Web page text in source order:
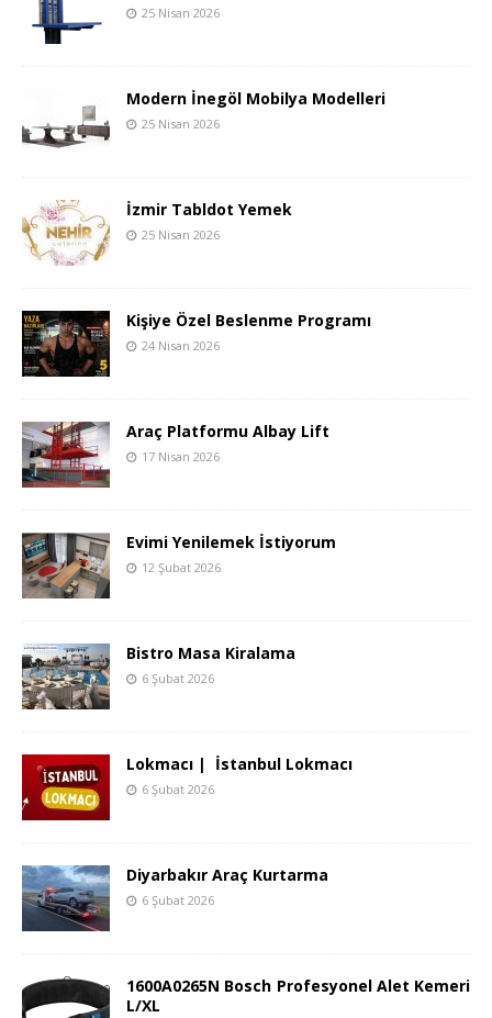
25 Nisan 2026
Modern İnegöl Mobilya Modelleri
25 Nisan 2026
İzmir Tabldot Yemek
25 Nisan 2026
Kişiye Özel Beslenme Programı
24 Nisan 2026
Araç Platformu Albay Lift
17 Nisan 2026
Evimi Yenilemek İstiyorum
12 Şubat 2026
Bistro Masa Kiralama
6 Şubat 2026
Lokmacı | İstanbul Lokmacı
6 Şubat 2026
Diyarbakır Araç Kurtarma
6 Şubat 2026
1600A0265N Bosch Profesyonel Alet Kemeri
L/XL